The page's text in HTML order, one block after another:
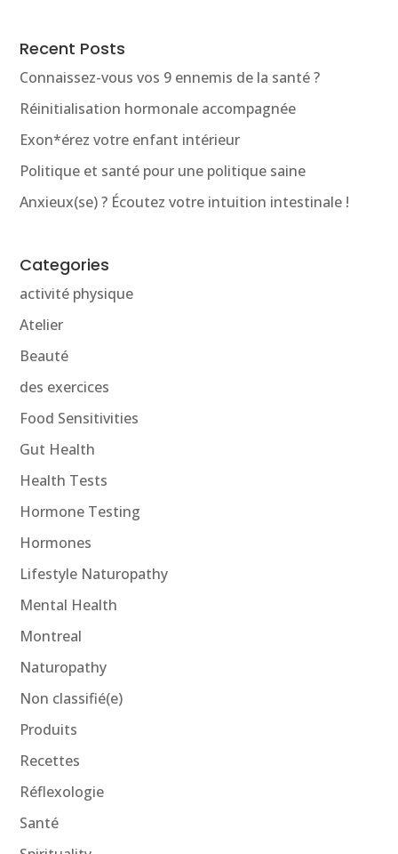
Recent Posts
Connaissez-vous vos 9 ennemis de la santé ?
Réinitialisation hormonale accompagnée
Exon*érez votre enfant intérieur
Politique et santé pour une politique saine
Anxieux(se) ? Écoutez votre intuition intestinale !
Categories
activité physique
Atelier
Beauté
des exercices
Food Sensitivities
Gut Health
Health Tests
Hormone Testing
Hormones
Lifestyle Naturopathy
Mental Health
Montreal
Naturopathy
Non classifié(e)
Produits
Recettes
Réflexologie
Santé